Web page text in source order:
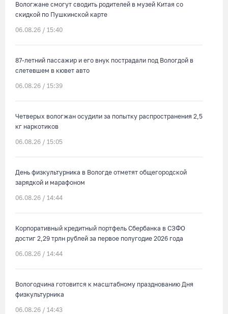
Вологжане смогут сводить родителей в музей Китая со
скидкой по Пушкинской карте
06.08.26 / 15:40
87-летний пассажир и его внук пострадали под Вологдой в
слетевшем в кювет авто
06.08.26 / 15:39
Четверых вологжан осудили за попытку распространения 2,5
кг наркотиков
06.08.26 / 15:05
День физкультурника в Вологде отметят общегородской
зарядкой и марафоном
06.08.26 / 14:44
Корпоративный кредитный портфель Сбербанка в СЗФО
достиг 2,29 трлн рублей за первое полугодие 2026 года
06.08.26 / 14:44
Вологодчина готовится к масштабному празднованию Дня
физкультурника
06.08.26 / 14:43